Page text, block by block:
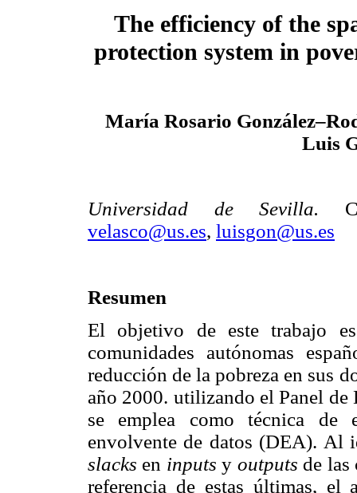
The efficiency of the
protection system in
María Rosario
Luis
Universidad de Sevilla.
velasco@us.es, luisgon@us.es
Resumen
El objetivo de este trabajo
comunidades autónomas
reducción de la pobreza en sus
año 2000. utilizando el Panel de
se emplea como técnica de
envolvente de datos (DEA). Al
slacks en inputsy outputs de las
referencia de estas últimas, el